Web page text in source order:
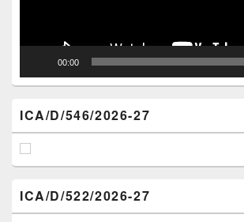
00:00
ICA/D/546/2026-27
ICA/D/522/2026-27